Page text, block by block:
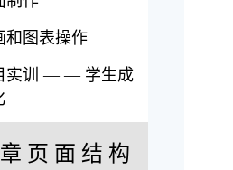
和图表操作
实训 — — 学生成
页 面 结 构